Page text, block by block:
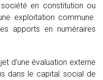
en constitution ou
exploitation commune.
apports en numéraires
d’une évaluation externe
dans le capital social de